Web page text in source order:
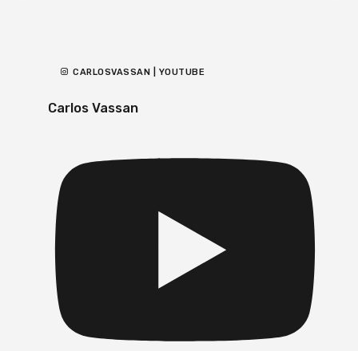
CARLOSVASSAN | YOUTUBE
Carlos Vassan